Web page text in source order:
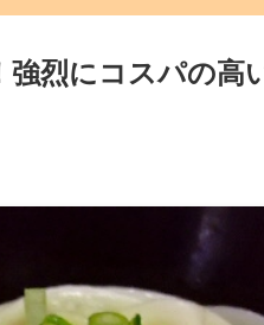
強烈にコスパの